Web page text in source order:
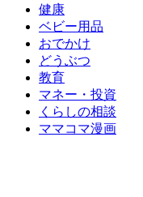
健康
ベビー用品
おでかけ
どうぶつ
教育
マネー・投資
くらしの相談
ママコマ漫画